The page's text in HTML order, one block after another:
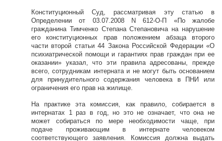
Конституционный Суд, рассматривая эту статью в
Определении от 03.07.2008 N 612-О-П «По жалобе
гражданина Тимченко Степана Степановича на нарушение
его конституционных прав положением абзаца второго
части второй статьи 44 Закона Российской Федерации «О
психиатрической помощи и гарантиях прав граждан при ее
оказании» указал, что эти правила адресованы, прежде
всего, сотрудникам интерната и не могут быть основанием
для принудительного содержания человека в ПНИ или
ограничения его прав на жилище.
На практике эта комиссия, как правило, собирается в
интернатах 1 раз в год, но это не означает, что она не
может собираться по мере необходимости чаще, при
подаче проживающим в интернате человеком
соответствующего заявления. Комиссия должна выдать